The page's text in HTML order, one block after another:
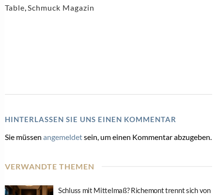
Table Schmuck Magazin
HINTERLASSEN SIE UNS EINEN KOMMENTAR
Sie müssen angemeldetsein, um einen Kommentar abzugeben.
VERWANDTE THEMEN
Schluss mit Mittelmaß? Richemont trennt sich von